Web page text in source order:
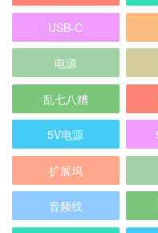
USB-C
电源
乱七八糟
5V电源
扩展坞
音频线